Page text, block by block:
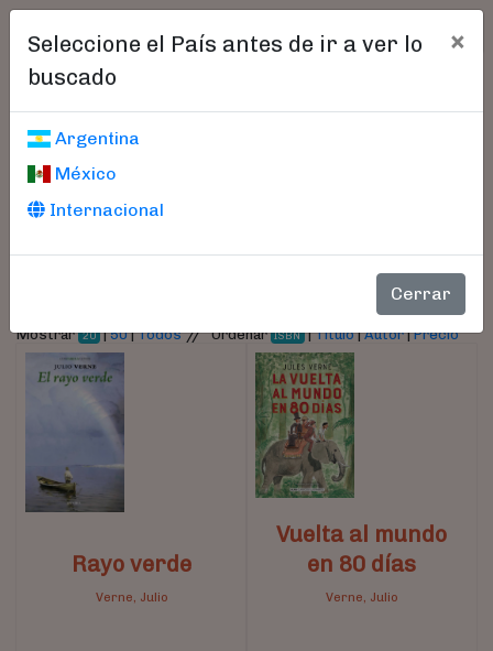
Seleccione el País antes de ir a ver lo
buscado
×
Argentina
México
Internacional
Cerrar
Libros encontrados
Parámetros
Mostrar 20 |50|Todos//Ordenar ISBN |Título|Autor|Precio
Rayo verde
Verne, Julio
Vuelta al mundo
en 80 días
Verne, Julio